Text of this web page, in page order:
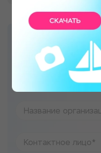
Приглашаем
Море Эмоций.
крутая